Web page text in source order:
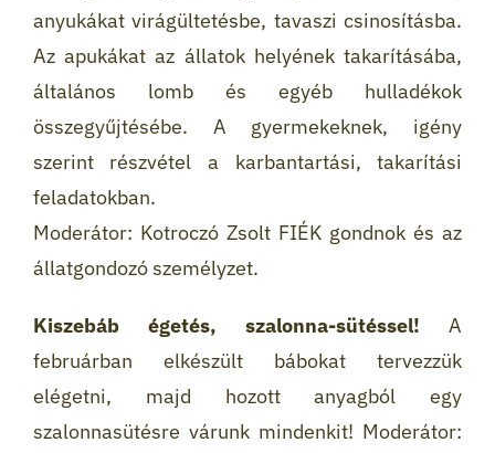
anyukákat virágültetésbe, tavaszi csinosításba.
Az apukákat az állatok helyének takarításába,
általános lomb és egyéb hulladékok
összegyűjtésébe. A gyermekeknek, igény
szerint részvétel a karbantartási, takarítási
feladatokban.
Moderátor: Kotroczó Zsolt FIÉK gondnok és az
állatgondozó személyzet.
Kiszebáb égetés, szalonna-sütéssel! A
februárban elkészült bábokat tervezzük
elégetni, majd hozott anyagból egy
szalonnasütésre várunk mindenkit! Moderátor: